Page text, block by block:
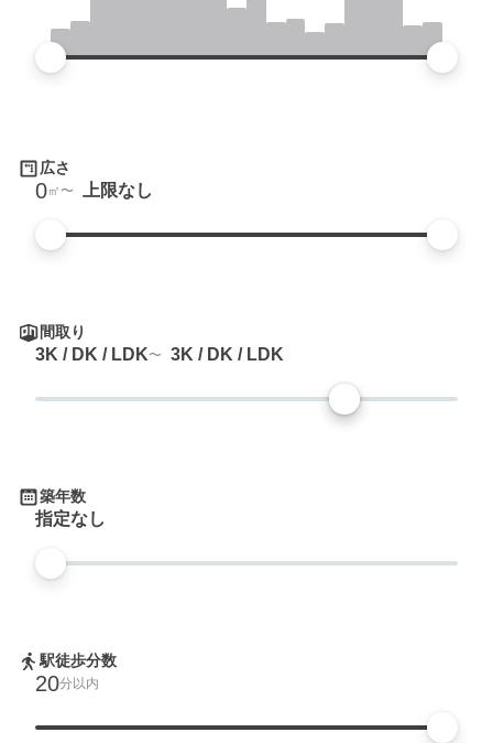
広さ
0㎡ 上限なし
間取り
3K / DK / LDK 3K / DK / LDK
築年数
指定なし
駅徒歩分数
20分以内